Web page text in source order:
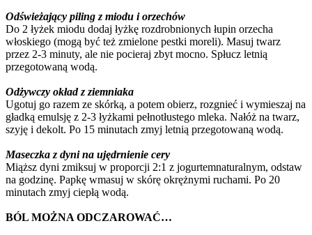
Odświeżający piling z miodu i orzechów
Do 2 łyżek miodu dodaj łyżkę rozdrobnionych łupin orzecha
włoskiego (mogą być też zmielone pestki moreli). Masuj twarz
przez 2-3 minuty, ale nie pocieraj zbyt mocno. Spłucz letnią
przegotowaną wodą.
Odżywczy okład z ziemniaka
Ugotuj go razem ze skórką, a potem obierz, rozgnieć i wymieszaj na
gładką emulsję z 2-3 łyżkami pełnotłustego mleka. Nałóż na twarz,
szyję i dekolt. Po 15 minutach zmyj letnią przegotowaną wodą.
Maseczka z dyni na ujędrnienie cery
Miąższ dyni zmiksuj w proporcji 2:1 z jogurtemnaturalnym, odstaw
na godzinę. Papkę wmasuj w skórę okrężnymi ruchami. Po 20
minutach zmyj ciepłą wodą.
BÓL MOŻNA ODCZAROWAĆ…